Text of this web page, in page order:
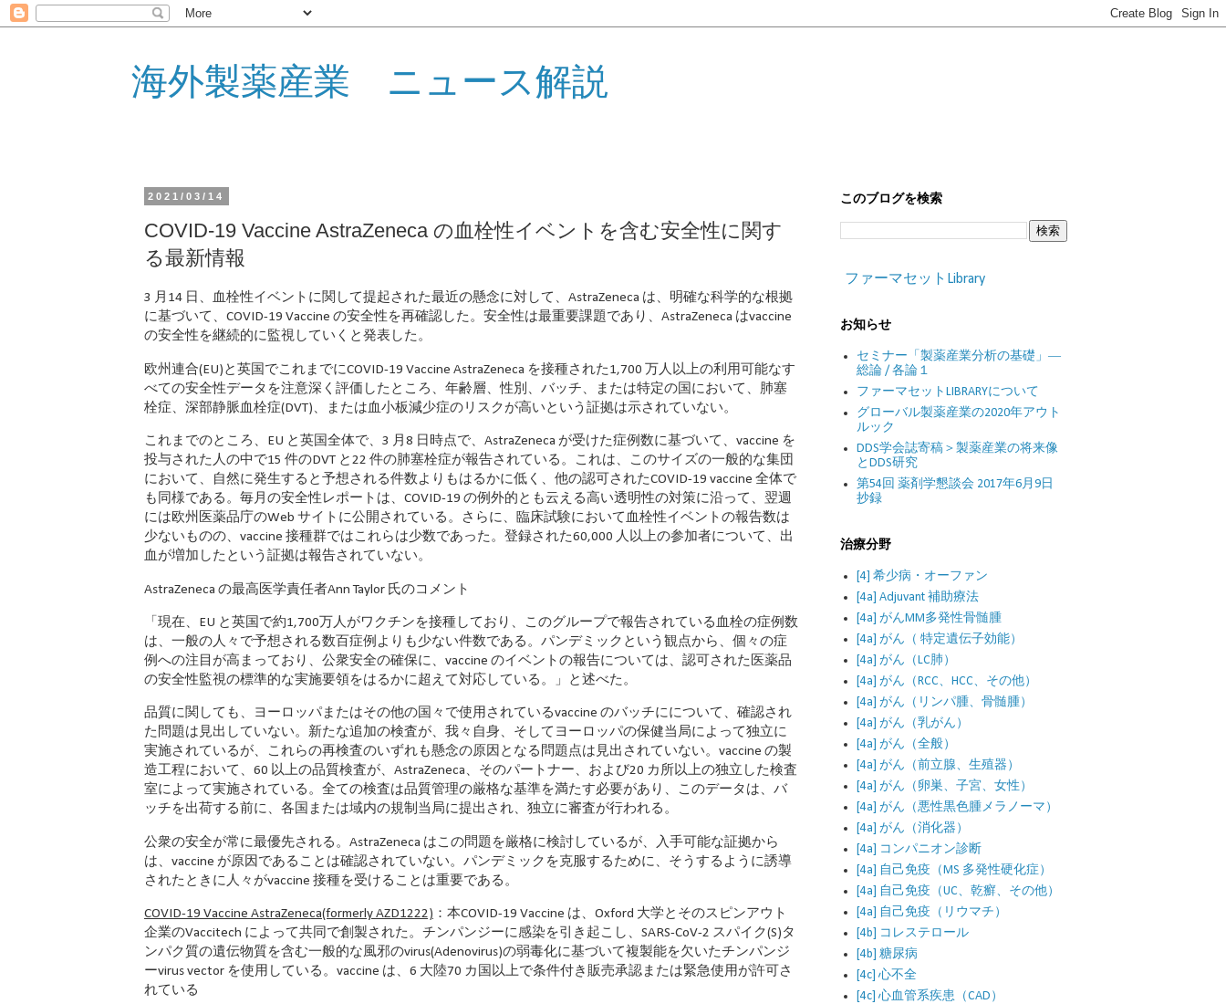
海外製薬産業 ニュース解説
2021/03/14
COVID-19 Vaccine AstraZeneca の血栓性イベントを含む安全性に関す
る最新情報
3 月14 日、血栓性イベントに関して提起された最近の懸念に対して、AstraZeneca は、明確な科学的な根拠
に基づいて、COVID-19 Vaccine の安全性を再確認した。安全性は最重要課題であり、AstraZeneca はvaccine
の安全性を継続的に監視していくと発表した。
欧州連合(EU)と英国でこれまでにCOVID-19 Vaccine AstraZeneca を接種された1,700 万人以上の利用可能なす
べての安全性データを注意深く評価したところ、年齢層、性別、バッチ、または特定の国において、肺塞
栓症、深部静脈血栓症(DVT)、または血小板減少症のリスクが高いという証拠は示されていない。
これまでのところ、EU と英国全体で、3 月8 日時点で、AstraZeneca が受けた症例数に基づいて、vaccine を
投与された人の中で15 件のDVT と22 件の肺塞栓症が報告されている。これは、このサイズの一般的な集団
において、自然に発生すると予想される件数よりもはるかに低く、他の認可されたCOVID-19 vaccine 全体で
も同様である。毎月の安全性レポートは、COVID-19 の例外的とも云える高い透明性の対策に沿って、翌週
には欧州医薬品庁のWeb サイトに公開されている。さらに、臨床試験において血栓性イベントの報告数は
少ないものの、vaccine 接種群ではこれらは少数であった。登録された60,000 人以上の参加者について、出
血が増加したという証拠は報告されていない。
AstraZeneca の最高医学責任者Ann Taylor 氏のコメント
「現在、EU と英国で約1,700万人がワクチンを接種しており、このグループで報告されている血栓の症例数
は、一般の人々で予想される数百症例よりも少ない件数である。パンデミックという観点から、個々の症
例への注目が高まっており、公衆安全の確保に、vaccine のイベントの報告については、認可された医薬品
の安全性監視の標準的な実施要領をはるかに超えて対応している。」と述べた。
品質に関しても、ヨーロッパまたはその他の国々で使用されているvaccine のバッチにについて、確認され
た問題は見出していない。新たな追加の検査が、我々自身、そしてヨーロッパの保健当局によって独立に
実施されているが、これらの再検査のいずれも懸念の原因となる問題点は見出されていない。vaccine の製
造工程において、60 以上の品質検査が、AstraZeneca、そのパートナー、および20 カ所以上の独立した検査
室によって実施されている。全ての検査は品質管理の厳格な基準を満たす必要があり、このデータは、バ
ッチを出荷する前に、各国または域内の規制当局に提出され、独立に審査が行われる。
公衆の安全が常に最優先される。AstraZeneca はこの問題を厳格に検討しているが、入手可能な証拠から
は、vaccine が原因であることは確認されていない。パンデミックを克服するために、そうするように誘導
されたときに人々がvaccine 接種を受けることは重要である。
COVID-19 Vaccine AstraZeneca(formerly AZD1222) ：本COVID-19 Vaccine は、Oxford 大学とそのスピンアウト
企業のVaccitech によって共同で創製された。チンパンジーに感染を引き起こし、SARS-CoV-2 スパイク(S)タ
ンパク質の遺伝物質を含む一般的な風邪のvirus(Adenovirus)の弱毒化に基づいて複製能を欠いたチンパンジ
ーvirus vector を使用している。vaccine は、6 大陸70 カ国以上で条件付き販売承認または緊急使用が許可さ
れている
このブログを検索
ファーマセットLibrary
お知らせ
セミナー「製薬産業分析の基礎」―
総論 / 各論１
ファーマセットLIBRARYについて
グローバル製薬産業の2020年アウト
ルック
DDS学会誌寄稿＞製薬産業の将来像
とDDS研究
第54回 薬剤学懇談会 2017年6月9日
抄録
治療分野
[4] 希少病・オーファン
[4a] Adjuvant 補助療法
[4a] がんMM多発性骨髄腫
[4a] がん（ 特定遺伝子効能）
[4a] がん（LC肺）
[4a] がん（RCC、HCC、その他）
[4a] がん（リンパ腫、骨髄腫）
[4a] がん（乳がん）
[4a] がん（全般）
[4a] がん（前立腺、生殖器）
[4a] がん（卵巣、子宮、女性）
[4a] がん（悪性黒色腫メラノーマ）
[4a] がん（消化器）
[4a] コンパニオン診断
[4a] 自己免疫（MS 多発性硬化症）
[4a] 自己免疫（UC、乾癬、その他）
[4a] 自己免疫（リウマチ）
[4b] コレステロール
[4b] 糖尿病
[4c] 心不全
[4c] 心血管系疾患（CAD）